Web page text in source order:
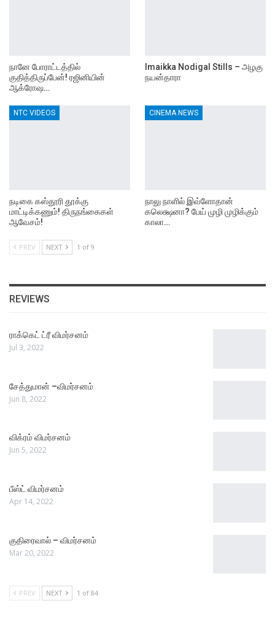
நானே போராட்டத்தில்
குதித்திருப்பேன்! ரஜினியின்
ஆக்ரோஷ…
Imaikka Nodigal Stills – அழகு
நயன்தாரா
NTC VIDEOS
நடிகை கஸ்தூரி தூக்கு
மாட்டிக்கணும்! திருநங்கைகள்
ஆவேசம்!
CINEMA NEWS
நாலு நாளில் இவ்ளோதான்
கலெக்ஷனா? பேய் முழி முழிக்கும்
காலா…
PREV NEXT 1 of 9
REVIEWS
ராக்கெட் ட்ரீ விமர்சனம்
Jul 3, 2022
சேத்துமான் –விமர்சனம்
Jun 8, 2022
விக்ரம் விமர்சனம்
Jun 5, 2022
பீஸ்ட் விமர்சனம்
Apr 14, 2022
குதிரைவால் – விமர்சனம்
Mar 20, 2022
PREV NEXT 1 of 84